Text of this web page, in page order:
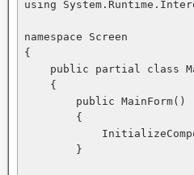
using
namespace Screen
{
public partial class
    {
        public MainForm()
        {
        }